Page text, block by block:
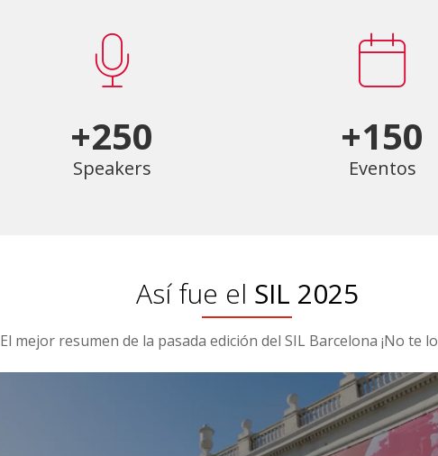
+250
Speakers
+150
Eventos
Así fue el SIL 2025
El mejor resumen de la pasada edición del SIL Barcelona ¡No te